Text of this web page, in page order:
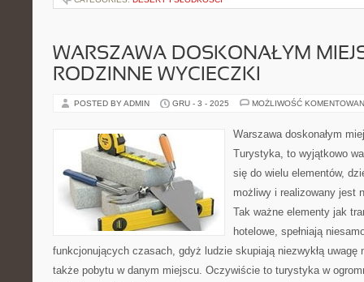
WARSZAWA DOSKONAŁYM
RODZINNE WYCIECZKI
POSTED BY ADMIN GRU - 3 - 2025 MOŻLIWOŚĆ
Warszawa doskonałym
Turystyka, to wyjątkowo
się do wielu elementów,
możliwy i realizowany jest
Tak ważne elementy jak
hotelowe, spełniają
funkcjonujących czasach, gdyż ludzie skupiają niezwykłą uwagę
także pobytu w danym miejscu. Oczywiście to turystyka w